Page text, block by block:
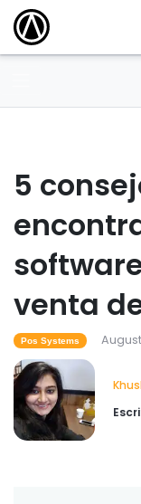
5
venta
Pos Systems